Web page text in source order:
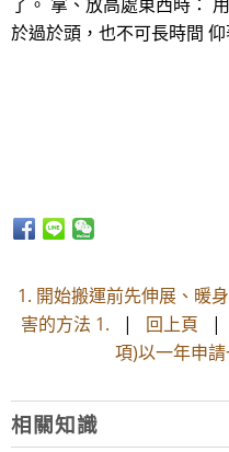
於過於頭，也不可長時間
1. 開始搬運前先伸展、暖
害的方法 1. | 回上頁 |
項)以一年申
相關知識